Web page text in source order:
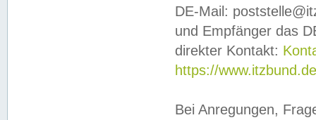
DE-Mail:
und Empfänger das
direkter Kontakt:
https://
Bei Anregungen,